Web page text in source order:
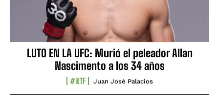
LUTO EN LA UFC: Murió el peleador Allan
Nascimento a los 34 años
#NTF Juan José Palacios